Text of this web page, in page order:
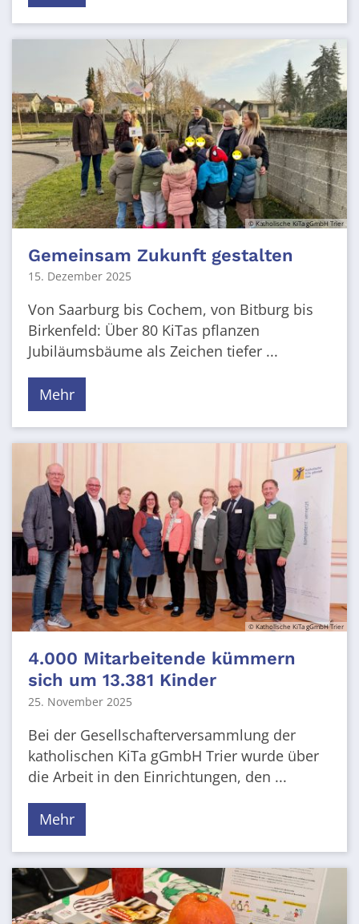
© Katholische KiTa gGmbH Trier
Gemeinsam Zukunft gestalten
15. Dezember 2025
Von Saarburg bis Cochem, von Bitburg bis
Birkenfeld: Über 80 KiTas pflanzen
Jubiläumsbäume als Zeichen tiefer ...
Mehr
© Katholische KiTa gGmbH Trier
4.000 Mitarbeitende kümmern
sich um 13.381 Kinder
25. November 2025
Bei der Gesellschafterversammlung der
katholischen KiTa gGmbH Trier wurde über
die Arbeit in den Einrichtungen, den ...
Mehr